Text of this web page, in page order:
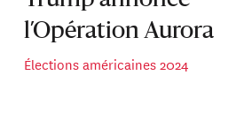
l’Opération Aurora
Élections américaines 2024